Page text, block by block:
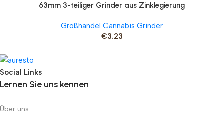
63mm 3-teiliger Grinder aus Zinklegierung
Großhandel Cannabis Grinder
€3.23
Social Links
Lernen Sie uns kennen
Über uns